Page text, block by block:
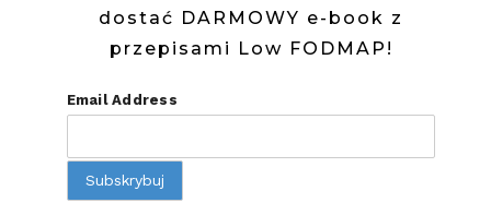
dostać DARMOWY e-book z
przepisami Low FODMAP!
Email Address